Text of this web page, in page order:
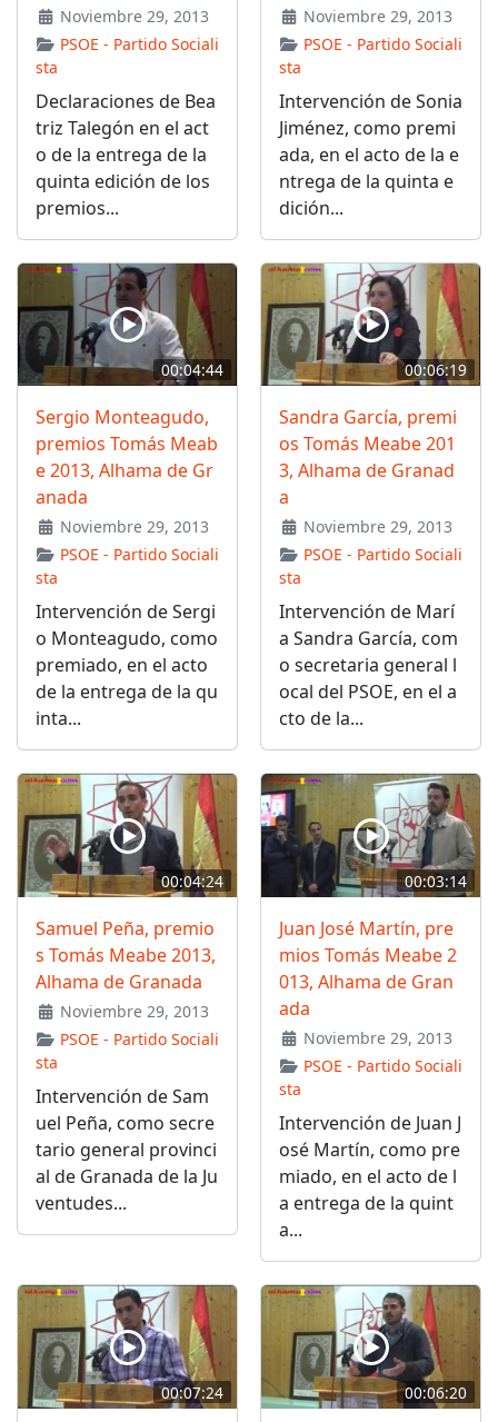
Noviembre 29, 2013
PSOE - Partido Sociali
sta
Declaraciones de Bea
triz Talegón en el act
o de la entrega de la
quinta edición de los
premios...
Noviembre 29, 2013
PSOE - Partido Sociali
sta
Intervención de Sonia
Jiménez, como premi
ada, en el acto de la e
ntrega de la quinta e
dición...
00:04:44
Sergio Monteagudo,
premios Tomás Meab
e 2013, Alhama de Gr
anada
Noviembre 29, 2013
PSOE - Partido Sociali
sta
Intervención de Sergi
o Monteagudo, como
premiado, en el acto
de la entrega de la qu
inta...
00:06:19
Sandra García, premi
os Tomás Meabe 201
3, Alhama de Granad
a
Noviembre 29, 2013
PSOE - Partido Sociali
sta
Intervención de Marí
a Sandra García, com
o secretaria general l
ocal del PSOE, en el a
cto de la...
00:04:24
Samuel Peña, premio
s Tomás Meabe 2013,
Alhama de Granada
Noviembre 29, 2013
PSOE - Partido Sociali
sta
Intervención de Sam
uel Peña, como secre
tario general provinci
al de Granada de la Ju
ventudes...
00:03:14
Juan José Martín, pre
mios Tomás Meabe 2
013, Alhama de Gran
ada
Noviembre 29, 2013
PSOE - Partido Sociali
sta
Intervención de Juan J
osé Martín, como pre
miado, en el acto de l
a entrega de la quint
a...
00:07:24 00:06:20